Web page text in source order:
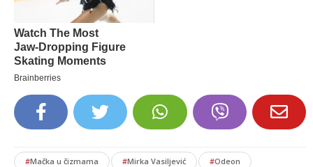
#Mačka u čizmama #Mirka Vasiljević #Odeon